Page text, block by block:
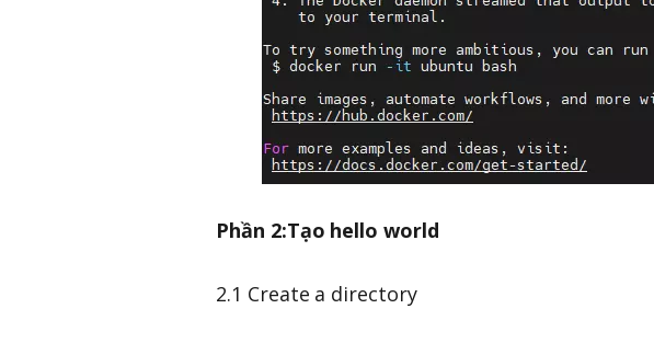
Phần 2:Tạo hello world
2.1 Create a directory